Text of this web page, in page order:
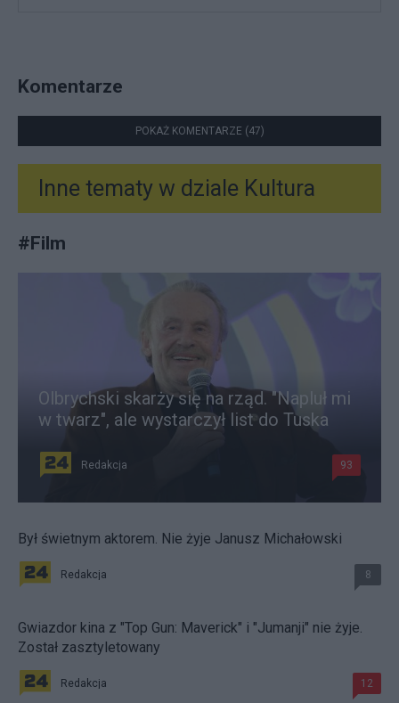
Komentarze
POKAŻ KOMENTARZE (47)
Inne tematy w dziale Kultura
#Film
Olbrychski skarży się na rząd. "Napluł mi
w twarz", ale wystarczył list do Tuska
Redakcja 93
Był świetnym aktorem. Nie żyje Janusz Michałowski
Redakcja 8
Gwiazdor kina z "Top Gun: Maverick" i "Jumanji" nie żyje.
Został zasztyletowany
Redakcja 12